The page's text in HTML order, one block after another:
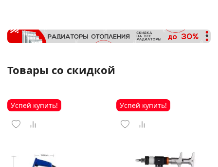
Товары со скидкой
Успей купить! Успей купить!